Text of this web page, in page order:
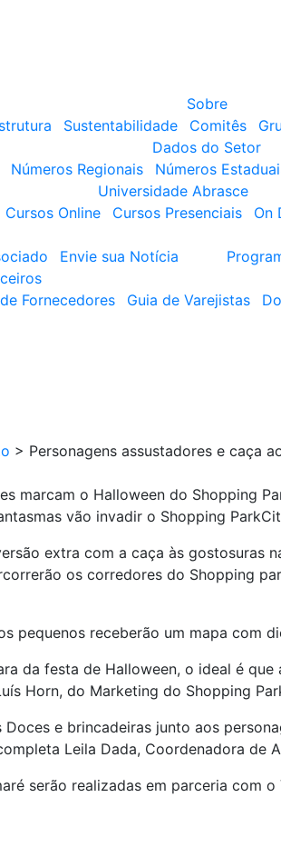
Sobre
Sustentabilidade Comitês
Dados do Setor
Números Regionais Números
Universidade Abrasce
Cursos Online Cursos Presenciais On
Envie sua Notícia
Fornecedores Guia de Varejistas
> Personagens assustadores e caça
marcam o Halloween do Shopping
vão invadir o Shopping
extra com a caça às gostosuras
os corredores do Shopping
pequenos receberão um mapa com
da festa de Halloween, o ideal é
Horn, do Marketing do Shopping
e brincadeiras junto aos
Leila Dada, Coordenadora de
serão realizadas em parceria com